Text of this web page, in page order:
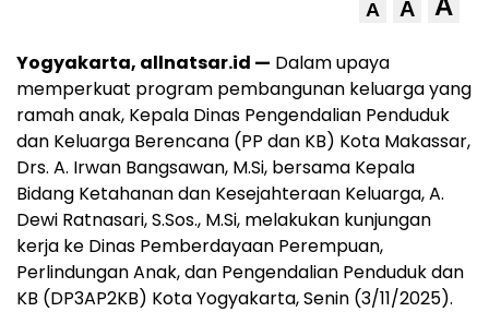
A A
Yogyakarta, allnatsar.id — Dalam upaya
memperkuat program pembangunan keluarga yang
ramah anak, Kepala Dinas Pengendalian Penduduk
dan Keluarga Berencana (PP dan KB) Kota Makassar,
Drs. A. Irwan Bangsawan, M.Si, bersama Kepala
Bidang Ketahanan dan Kesejahteraan Keluarga, A.
Dewi Ratnasari, S.Sos., M.Si, melakukan kunjungan
kerja ke Dinas Pemberdayaan Perempuan,
Perlindungan Anak, dan Pengendalian Penduduk dan
KB (DP3AP2KB) Kota Yogyakarta, Senin (3/11/2025).